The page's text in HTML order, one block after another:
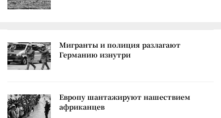
Мигранты и полиция разлагают
Германию изнутри
Европу шантажируют нашествием
африканцев